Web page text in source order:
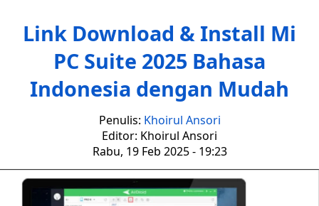
Link Download & Install Mi
PC Suite 2025 Bahasa
Indonesia dengan Mudah
Penulis: Khoirul Ansori
Editor: Khoirul Ansori
Rabu, 19 Feb 2025 - 19:23